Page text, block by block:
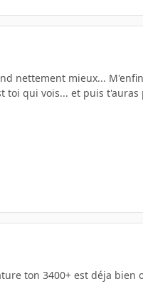
nettement mieux...
toi qui vois... et puis
ton 3400+ est déja bien